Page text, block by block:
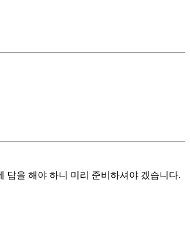
답을 해야 하니 미리 준비하셔야 겠습니다.